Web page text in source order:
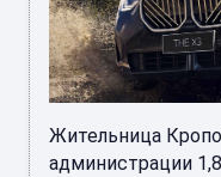
Жительница
администрации